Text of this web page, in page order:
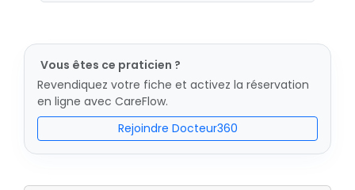
Vous êtes ce praticien ?
Revendiquez votre fiche et activez la réservation
en ligne avec CareFlow.
Rejoindre Docteur360